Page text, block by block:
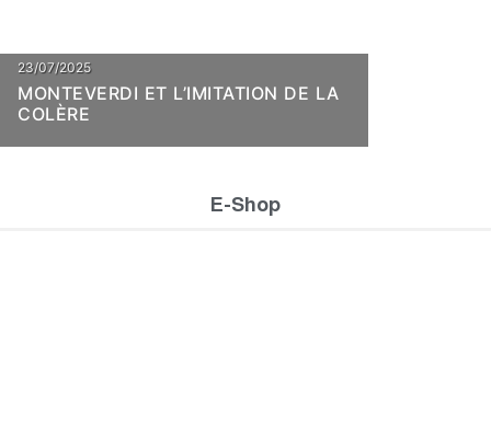
23/07/2025
MONTEVERDI ET L’IMITATION DE LA
COLÈRE
E-Shop